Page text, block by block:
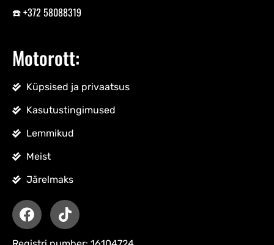
☎️ +372 58088319
Motorott:
Küpsised ja privaatsus
Kasutustingimused
Lemmikud
Meist
Järelmaks